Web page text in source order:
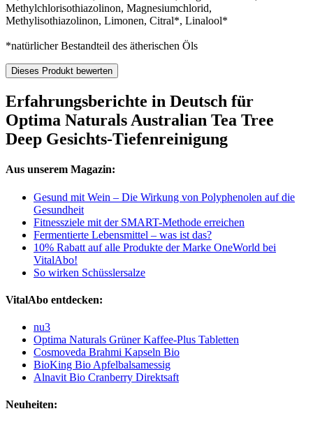
Methylchlorisothiazolinon, Magnesiumchlorid,
Methylisothiazolinon, Limonen, Citral*, Linalool*
*natürlicher Bestandteil des ätherischen Öls
Dieses Produkt bewerten
Erfahrungsberichte in Deutsch für
Optima Naturals Australian Tea Tree
Deep Gesichts-Tiefenreinigung
Aus unserem Magazin:
Gesund mit Wein – Die Wirkung von Polyphenolen auf die
Gesundheit
Fitnessziele mit der SMART-Methode erreichen
Fermentierte Lebensmittel – was ist das?
10% Rabatt auf alle Produkte der Marke OneWorld bei
VitalAbo!
So wirken Schüsslersalze
VitalAbo entdecken:
nu3
Optima Naturals Grüner Kaffee-Plus Tabletten
Cosmoveda Brahmi Kapseln Bio
BioKing Bio Apfelbalsamessig
Alnavit Bio Cranberry Direktsaft
Neuheiten: